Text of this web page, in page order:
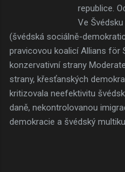
republice.
Ve
(švédská sociálně-
pravicovou koalicí Allians för
konzervativní strany
strany, křesťanských
kritizovala neefektivitu
daně, nekontrolovanou
demokracie a švédský